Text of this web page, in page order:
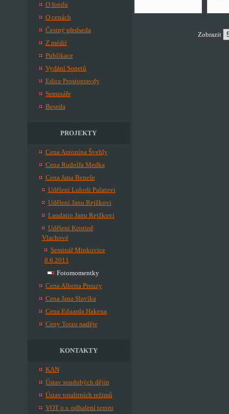
O fondu
O cenách
Čestný předseda
Z médií
Publikace
Vydání Sonetů
Edice Prostopravdy
Semináře
Beseda
PROJEKTY
Cena Antonína Švehly
Cena Rudolfa Medka
Cena Jana Beneše
Udělení Luboši Palatovi
Udělení Janu Rejžkovi
Laudatio Janu Rejžkovi
Udělení Kristině
Vlachové
Seminář Minkovice
8.6.2011
Fotomomentky
Cena Alberta Prouzy
Cena Jana Slavíka
Cena Eduarda Hakena
Ceny Torzo naděje
KONTAKTY
KAN
Ústav soudobých dějin
Ústav totalitních režimů
VOT o.s. odhalení teroru
Zobrazit